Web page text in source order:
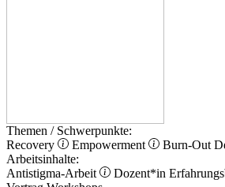
Themen / Schwerpunkte:
Recovery
Empowerment Burn-Out
Arbeitsinhalte:
Antistigma-Arbeit
Dozent*in